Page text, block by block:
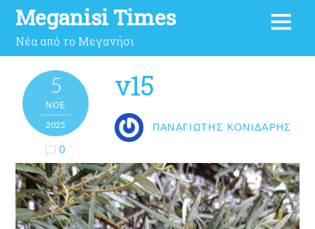
Meganisi Times
Νέα από το Μεγανήσι
5
ΝΟΈ
2025
0
ν15
ΠΑΝΑΓΙΏΤΗΣ ΚΟΝΙΔΆΡΗΣ